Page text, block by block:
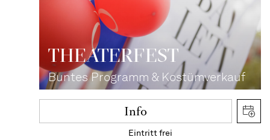
THEATER­FEST
Buntes Programm & Kostümverkauf
Info
Eintritt frei